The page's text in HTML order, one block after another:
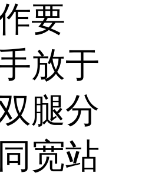
要
放于
腿分
宽站